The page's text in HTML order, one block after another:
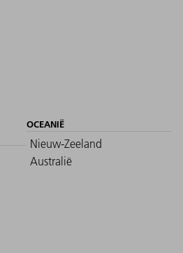
OCEANIË
Nieuw-Zeeland
Australië